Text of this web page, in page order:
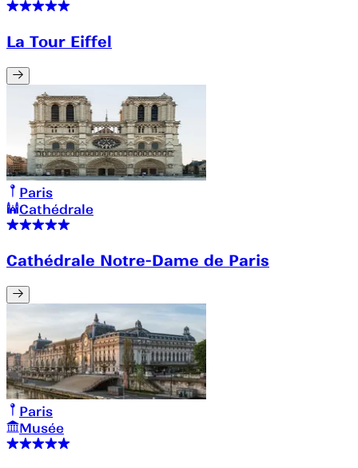
La Tour Eiffel
Paris
Cathédrale
Cathédrale Notre-Dame de Paris
Paris
Musée